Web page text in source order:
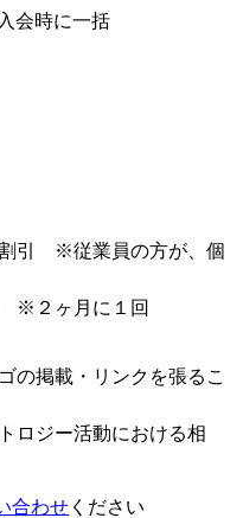
会時に一括
割引 ※従業員の方が、個
※２ヶ月に１回
掲載・リンクを張るこ
ロジー活動における相
合わせ ください